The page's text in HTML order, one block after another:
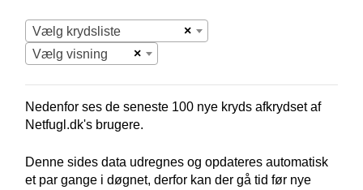
×
Vælg krydsliste
×
Vælg visning
Nedenfor ses de seneste 100 nye kryds afkrydset af
Netfugl.dk's brugere.
Denne sides data udregnes og opdateres automatisk
et par gange i døgnet, derfor kan der gå tid før nye